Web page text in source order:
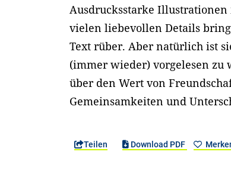
Ausdrucksstarke
vielen liebevollen Details
Text rüber. Aber natürlich ist
(immer wieder) vorgelesen zu
über den Wert von
Gemeinsamkeiten und
Teilen Download PDF